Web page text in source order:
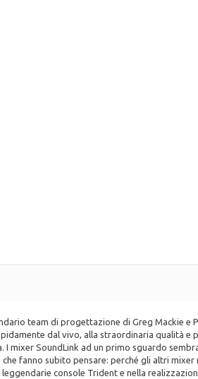
team di progettazione di Greg Mackie e
dal vivo, alla straordinaria qualità e
mixer SoundLink ad un primo sguardo
fanno subito pensare: perché gli altri mixer
console Trident e nella